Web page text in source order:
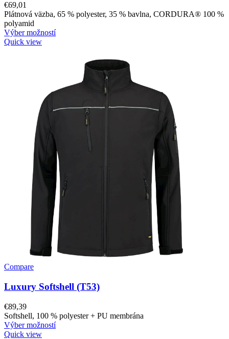
€69,01
Plátnová väzba, 65 % polyester, 35 % bavlna, CORDURA® 100 %
polyamid
Výber možností
Quick view
Compare
Luxury Softshell (T53)
€89,39
Softshell, 100 % polyester + PU membrána
Výber možností
Quick view